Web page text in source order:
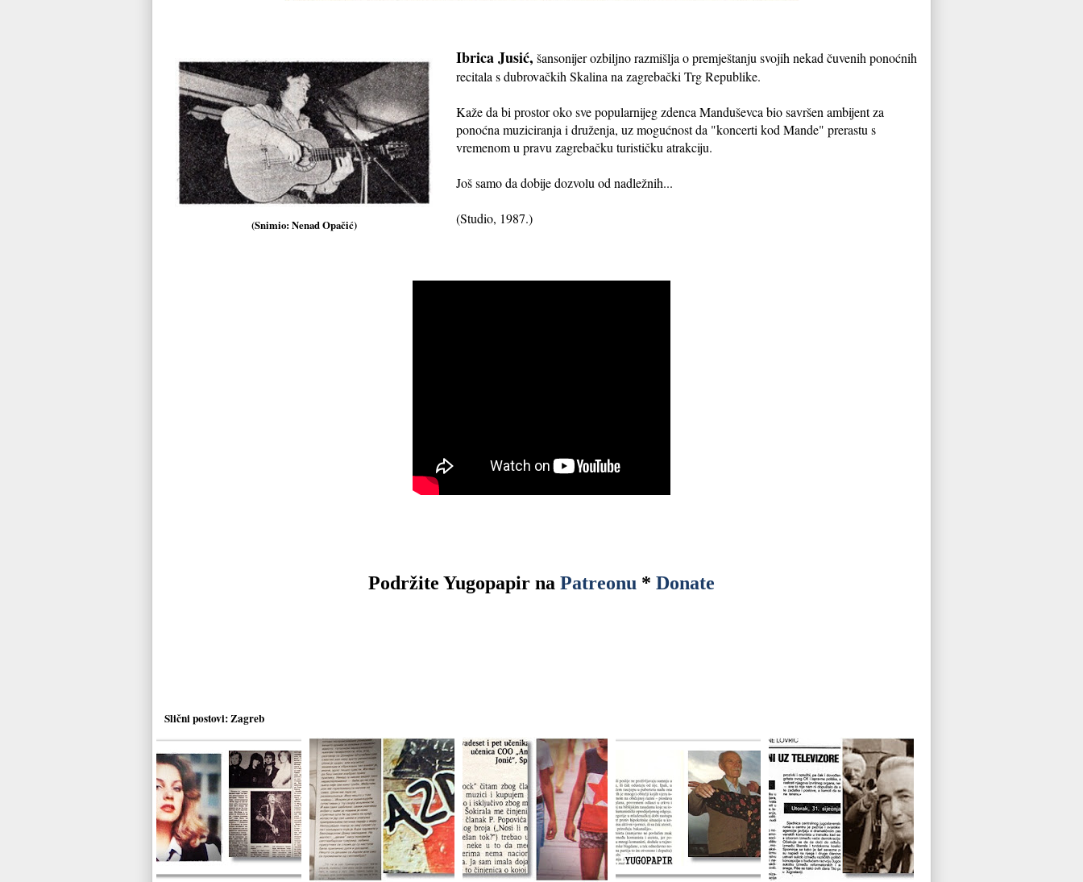
(Snimio: Nenad Opačić)
Ibrica Jusić, šansonijer ozbiljno razmišlja o premještanju svojih nekad čuvenih ponoćnih
recitala s dubrovačkih Skalina na zagrebački Trg Republike.
Kaže da bi prostor oko sve popularnijeg zdenca Manduševca bio savršen ambijent za
ponoćna muziciranja i druženja, uz mogućnost da "koncerti kod Mande" prerastu s
vremenom u pravu zagrebačku turističku atrakciju.
Još samo da dobije dozvolu od nadležnih...
(Studio, 1987.)
Podržite Yugopapir na Patreonu * Donate
Slični postovi:Zagreb